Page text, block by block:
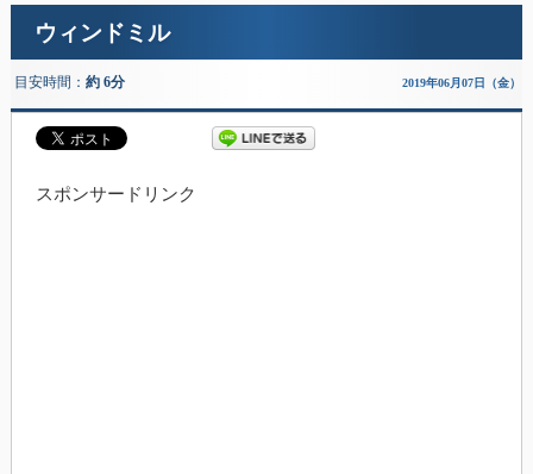
ウィンドミル
目安時間： 約 6分 2019年06月07日（金）
スポンサードリンク